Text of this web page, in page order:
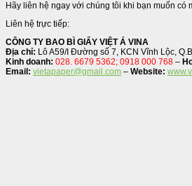
Hãy liên hệ ngay với chúng tôi khi bạn muốn có
Liên hệ trực tiếp:
CÔNG TY BAO BÌ GIẤY VIỆT Á VINA
Địa chỉ: Lô A59/I Đường số 7, KCN Vĩnh Lộc,
Kinh doanh: 028. 6679 5362; 0918 000 768 –
Email: vietapaper@gmail.com – Website: